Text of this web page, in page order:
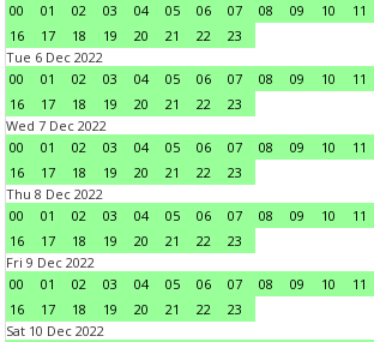
00
01 02 03 04 05 06 07 08 09 10 11
16
17 18 19 20 21 22
23
Tue 6 Dec 2022
00
01 02 03 04 05 06 07 08 09 10 11
16
17 18 19 20 21 22
23
Wed 7 Dec 2022
00
01 02 03 04 05 06 07 08 09 10 11
16
17 18 19 20 21 22
23
Thu 8 Dec 2022
00
01 02 03 04 05 06 07 08 09 10 11
16
17 18 19 20 21 22
23
Fri 9 Dec 2022
00
01 02 03 04 05 06 07 08 09 10 11
16
17 18 19 20 21 22
23
Sat 10 Dec 2022